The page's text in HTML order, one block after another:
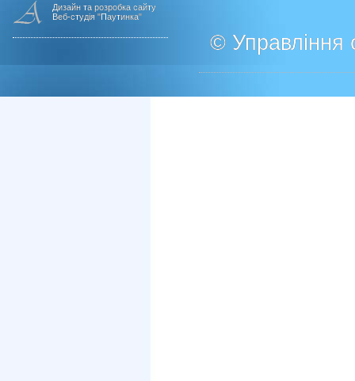
Дизайн та розробка сайту
Веб-студія "Паутинка"
© Управління